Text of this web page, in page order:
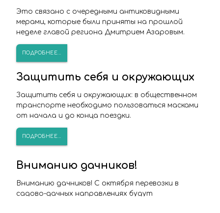
Это связано с очередными антиковидными
мерами, которые были приняты на прошлой
неделе главой региона Дмитрием Азаровым.
ПОДРОБНЕЕ...
Защитить себя и окружающих
Защитить себя и окружающих: в общественном
транспорте необходимо пользоваться масками
от начала и до конца поездки.
ПОДРОБНЕЕ...
Вниманию дачников!
Вниманию дачников! С октября перевозки в
садово-дачных направлениях будут